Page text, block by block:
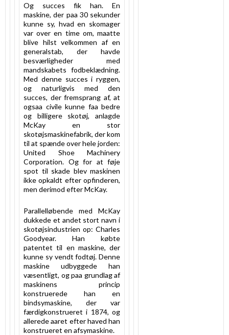
Og succes fik han. En
maskine, der paa 30 sekunder
kunne sy, hvad en skomager
var over en time om, maatte
blive hilst velkommen af en
generalstab, der havde
besværligheder med
mandskabets fodbeklædning.
Med denne succes i ryggen,
og naturligvis med den
succes, der fremsprang af, at
ogsaa civile kunne faa bedre
og billigere skotøj, anlagde
McKay en stor
skotøjsmaskinefabrik, der kom
til at spænde over hele jorden:
United Shoe Machinery
Corporation. Og for at føje
spot til skade blev maskinen
ikke opkaldt efter opfinderen,
men derimod efter McKay.
Parallelløbende med McKay
dukkede et andet stort navn i
skotøjsindustrien op: Charles
Goodyear. Han købte
patentet til en maskine, der
kunne sy vendt fodtøj. Denne
maskine udbyggede han
væsentligt, og paa grundlag af
maskinens princip
konstruerede han en
bindsymaskine, der var
færdigkonstrueret i 1874, og
allerede aaret efter haved han
konstrueret en afsymaskine.